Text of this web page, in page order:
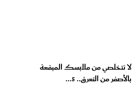
لا تتخلصي من ملابسك المبقعة
بالأصفر من التعرق.. 5...